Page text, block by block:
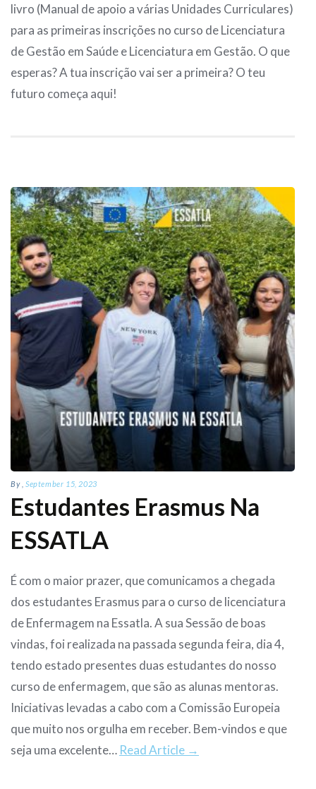
livro (Manual de apoio a várias Unidades Curriculares)
para as primeiras inscrições no curso de Licenciatura
de Gestão em Saúde e Licenciatura em Gestão. O que
esperas? A tua inscrição vai ser a primeira? O teu
futuro começa aqui!
By ,September 15, 2023
Estudantes Erasmus Na
ESSATLA
É com o maior prazer, que comunicamos a chegada
dos estudantes Erasmus para o curso de licenciatura
de Enfermagem na Essatla. A sua Sessão de boas
vindas, foi realizada na passada segunda feira, dia 4,
tendo estado presentes duas estudantes do nosso
curso de enfermagem, que são as alunas mentoras.
Iniciativas levadas a cabo com a Comissão Europeia
que muito nos orgulha em receber. Bem-vindos e que
seja uma excelente… Read Article →